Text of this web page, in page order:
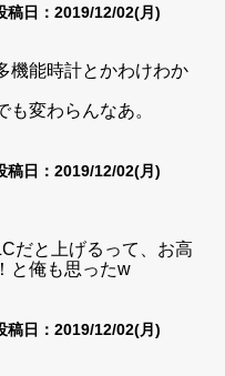
稿日：2019/12/02(月)
機能時計とかわけわか
変わらんなあ。
稿日：2019/12/02(月)
だと上げるって、お高
と俺も思ったw
稿日：2019/12/02(月)